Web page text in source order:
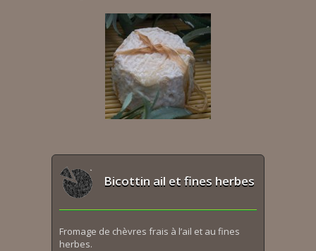
Bicottin ail et fines herbes
Fromage de chèvres frais à l’ail et au fines
herbes.